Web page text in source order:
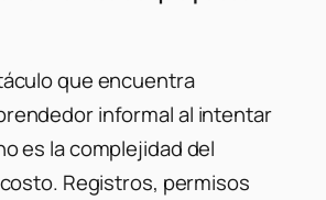
que encuentra
informal al intentar
es la complejidad del
Registros, permisos